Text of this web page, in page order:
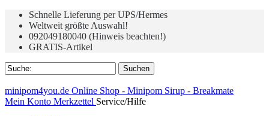
Schnelle Lieferung per UPS/Hermes
Weltweit größte Auswahl!
092049180040 (Hinweis beachten!)
GRATIS-Artikel
minipom4you.de Online Shop - Minipom Sirup - Breakmate
Mein Konto Merkzettel Service/Hilfe